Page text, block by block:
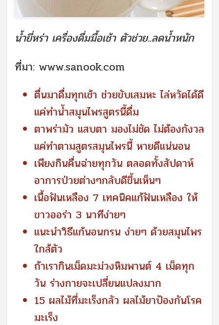
น้ำยี่หร่า เครื่องดื่มมื้อเช้า ตัวช่วย..ลดน้ำหนัก
ที่มา: www.sanook.com
ตื่นมาดื่มทุกเช้า ช่วยขับเสมหะ ไล่หวัดได้ดี
แค่ทำน้ำสมุนไพรสูตรนี้ดื่ม
ตาพร่ามัว แสบตา มองไม่ชัด ไม่ต้องกังวล
แค่ทำตามสูตรสมุนไพรนี้ หายดีแน่นอน
เพียงกินคื่นฉ่ายทุกวัน ตลอดทั้งสัปดาห์
อาการป่วยต่างๆกลับดีขึ้นเห็นๆ
เนื้อฟันเหลือง 7 เทคนิคแก้ฟันเหลือง ให้
ขาวออร่า 3 นาทีง่ายๆ
แนะนำวิธีแก้นอนกรน ง่ายๆ ด้วยสมุนไพร
ใกล้ตัว
ถ้าเรากินเม็ดมะม่วงหิมพานต์ 4 เม็ดทุก
วัน ร่างกายจะเปลี่ยนแปลงมาก
15 ผลไม้ที่มะเร็งกลัว ผลไม้ยาป้องกันโรค
มะเร็ง